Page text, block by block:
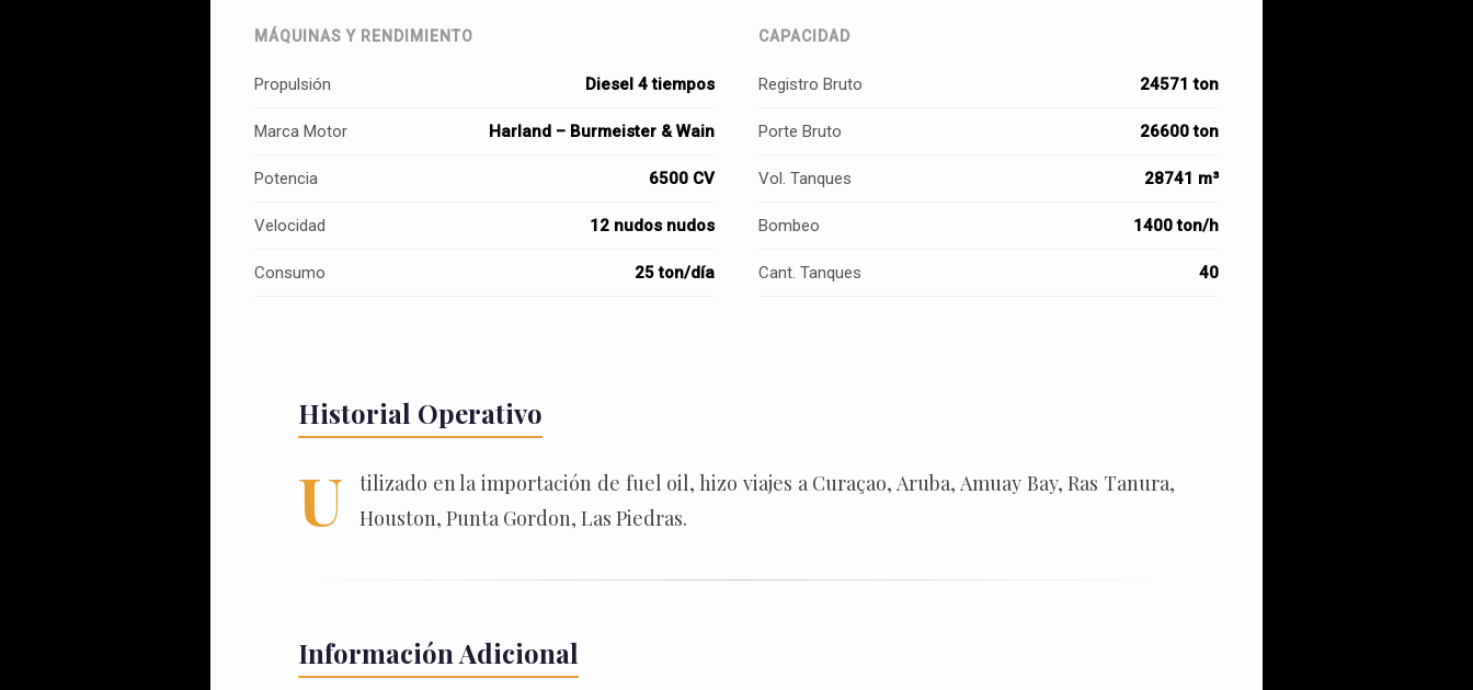
MÁQUINAS Y RENDIMIENTO
Propulsión Diesel 4 tiempos
Marca Motor Harland – Burmeister & Wain
Potencia 6500 CV
Velocidad 12 nudos nudos
Consumo 25 ton/día
CAPACIDAD
Registro Bruto 24571 ton
Porte Bruto 26600 ton
Vol. Tanques 28741 m³
Bombeo 1400 ton/h
Cant. Tanques 40
Historial Operativo
U
tilizado en la importación de fuel oil, hizo viajes a Curaçao, Aruba, Amuay Bay, Ras Tanura,
Houston, Punta Gordon, Las Piedras.
Información Adicional